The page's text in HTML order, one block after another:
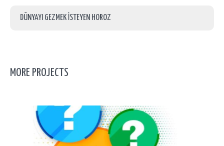
DÜNYAYI GEZMEK İSTEYEN HOROZ
MORE PROJECTS